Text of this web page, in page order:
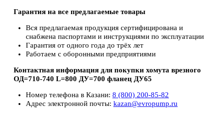
Гарантия на все предлагаемые товары
Вся предлагаемая продукция сертифицирована и
снабжена паспортами и инструкциями по эксплуатации
Гарантия от одного года до трёх лет
Работаем с оборонными предприятиями
Контактная информация для покупки хомута врезного
ОД=710-740 L=800 ДУ=700 фланец ДУ65
Номер телефона в Казани: 8 (800) 200-85-82
Адрес электронной почты: kazan@evropump.ru